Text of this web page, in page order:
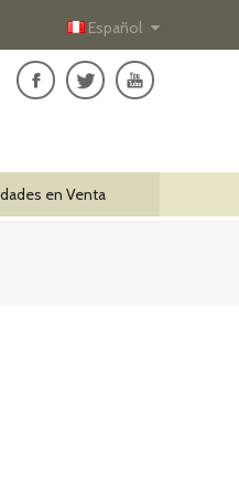
Español
en Venta